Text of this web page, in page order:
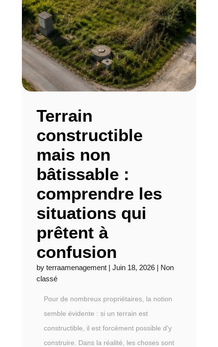
Terrain
constructible
mais non
bâtissable :
comprendre les
situations qui
prêtent à
confusion
by terraamenagement| Juin 18, 2026| Non
classé
Pour de nombreux propriétaires, la notion
semble évidente : si un terrain est
constructible, il est forcément possible d'y
construire. Dans la réalité, les choses sont